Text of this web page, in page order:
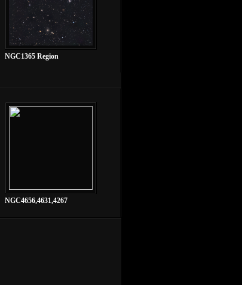
NGC1365 Region
NGC4656,4631,4267